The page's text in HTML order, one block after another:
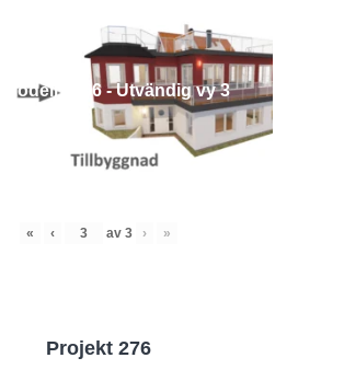
1966 - Utvändig vy 3
« ‹ av 3 › »
Projekt 276